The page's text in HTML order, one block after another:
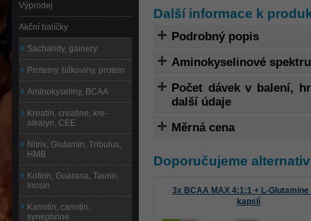
Další informace k
Podrobný popis
Aminokyselinové
Počet dávek v balení,
další údaje
Měrná cena
Doporučujeme
3x BCAA MAX 4:1:1 + L-Glutamine
kapslí
Výprodej
Akční balíčky
Sacharidy, gainery
Proteiny, bílkoviny, protein
Aminokyseliny, BCAA
Kreatin, creatine, kre-
alkalyn, CEE
Nitrix, Glutamin, Tribulus,
HMB
Kofein, Guarana, Taurin,
Inosin
Karnitin, carnitin,
synephrine